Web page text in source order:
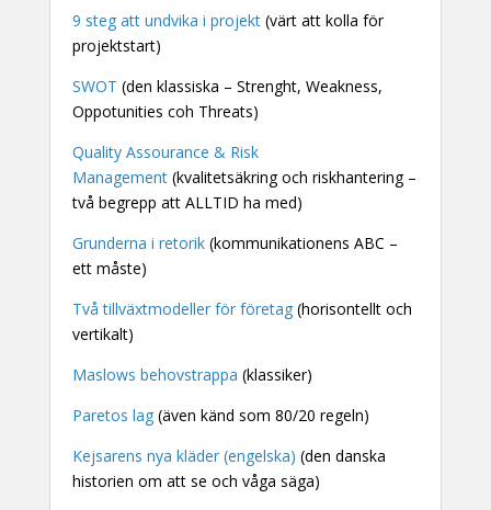
9 steg att undvika i projekt(värt att kolla för
projektstart)
SWOT (den klassiska – Strenght, Weakness,
Oppotunities coh Threats)
Quality Assourance & Risk
Management(kvalitetsäkring och riskhantering –
två begrepp att ALLTID ha med)
Grunderna i retorik(kommunikationens ABC –
ett måste)
Två tillväxtmodeller för företag(horisontellt och
vertikalt)
Maslows behovstrappa (klassiker)
Paretos lag(även känd som 80/20 regeln)
Kejsarens nya kläder (engelska) (den danska
historien om att se och våga säga)